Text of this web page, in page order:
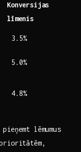
Konversijas
līmenis
3.5%
5.0%
4.8%
lēmumus
prioritātēm,